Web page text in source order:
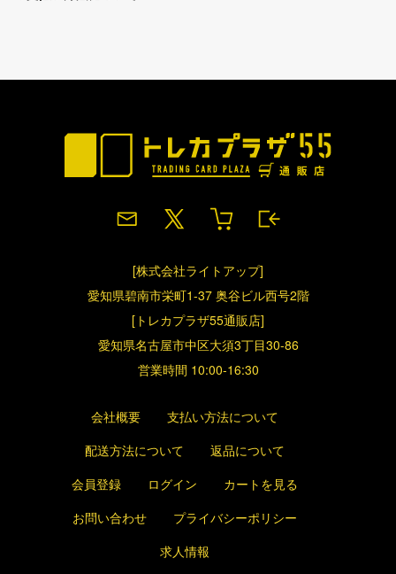
[株式会社ライトアップ]
愛知県碧南市栄町1-37 奥谷ビル西号2階
[トレカプラザ55通販店]
愛知県名古屋市中区大須3丁目30-86
営業時間 10:00-16:30
会社概要
支払い方法について
配送方法について
返品について
会員登録
ログイン
カートを見る
お問い合わせ
プライバシーポリシー
求人情報